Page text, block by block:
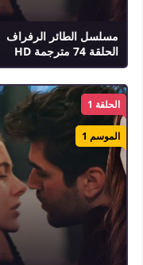
مسلسل الطائر الرفراف
الحلقة 74 مترجمة HD
الحلقة 1
الموسم 1